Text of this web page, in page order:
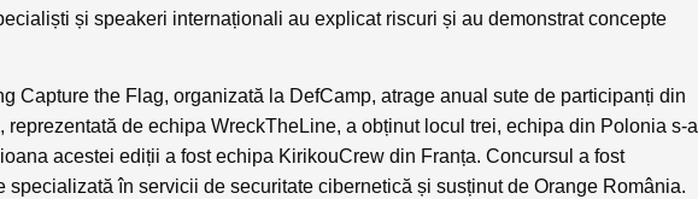
și speakeri internaționali au explicat riscuri și au demonstrat concepte
Capture the Flag, organizată la DefCamp, atrage anual sute de participanți din
reprezentată de echipa WreckTheLine, a obținut locul trei, echipa din Polonia s-a
acestei ediții a fost echipa KirikouCrew din Franța. Concursul a fost
în servicii de securitate cibernetică și susținut de Orange România.